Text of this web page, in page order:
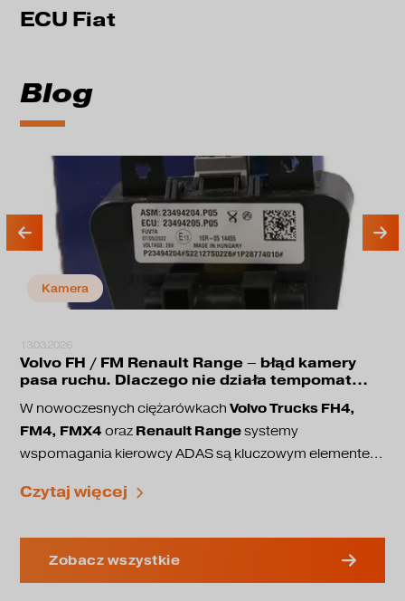
ECU Fiat
Blog
Kamera
13.03.2026
Volvo FH / FM Renault Range – błąd kamery
pasa ruchu. Dlaczego nie działa tempomat
W nowoczesnych ciężarówkachVolvo Trucks FH4,
FM4, FMX4 oraz Renault Rangesystemy
wspomagania kierowcy ADAS są kluczowym elementem
za:
adaptacyjny tempomat
się problem, w którym przestaje działać kamera
Czytaj więcej
Zobacz wszystkie